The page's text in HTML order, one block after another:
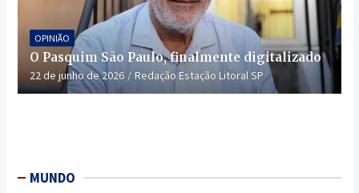
OPINIÃO
O Pasquim São Paulo, finalmente digitalizado
22 de junho de 2026 Redação Estação Litoral SP
MUNDO